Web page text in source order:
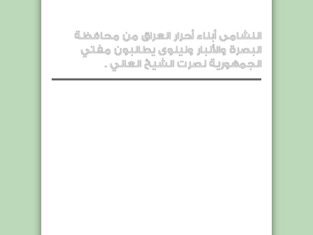
النشامى أبناء أحرار العراق من محافظة
البصرة والأنبار ونينوى يطالبون مفتي
الجمهورية نصرت الشيخ العاني .